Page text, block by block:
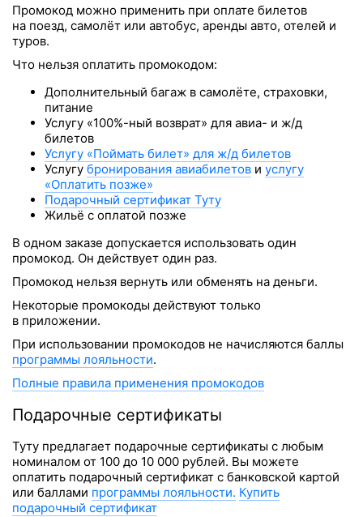
Промокод можно применить при оплате билетов
на поезд, самолёт или автобус, аренды авто, отелей и
туров.
Что нельзя оплатить промокодом:
Дополнительный багаж в самолёте, страховки,
питание
Услугу «100%-ный возврат» для авиа- и ж/д
билетов
Услугу «Поймать билет» для ж/д билетов
Услугу бронирования авиабилетов и услугу
«Оплатить позже»
Подарочный сертификат Туту
Жильё с оплатой позже
В одном заказе допускается использовать один
промокод. Он действует один раз.
Промокод нельзя вернуть или обменять на деньги.
Некоторые промокоды действуют только
в приложении.
При использовании промокодов не начисляются баллы
программы лояльности.
Полные правила применения промокодов
Подарочные сертификаты
Туту предлагает подарочные сертификаты с любым
номиналом от 100 до 10 000 рублей. Вы можете
оплатить подарочный сертификат с банковской картой
или баллами программы лояльности. Купить
подарочный сертификат